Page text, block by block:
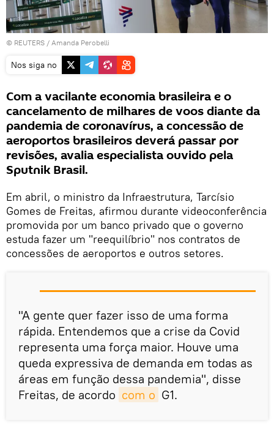
© REUTERS / Amanda Perobelli
Nos siga no
Com a vacilante economia brasileira e o
cancelamento de milhares de voos diante da
pandemia de coronavírus, a concessão de
aeroportos brasileiros deverá passar por
revisões, avalia especialista ouvido pela
Sputnik Brasil.
Em abril, o ministro da Infraestrutura, Tarcísio
Gomes de Freitas, afirmou durante videoconferência
promovida por um banco privado que o governo
estuda fazer um "reequilíbrio" nos contratos de
concessões de aeroportos e outros setores.
"A gente quer fazer isso de uma forma
rápida. Entendemos que a crise da Covid
representa uma força maior. Houve uma
queda expressiva de demanda em todas as
áreas em função dessa pandemia", disse
Freitas, de acordo com o G1.